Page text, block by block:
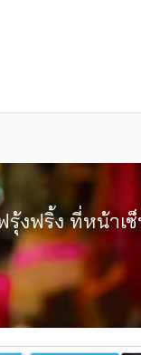
รุ้งฟริ้ง ที่หน้าเ